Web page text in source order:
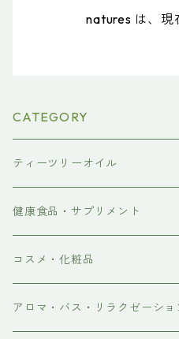
natures は、現
CATEGORY
ティーツリーオイル
健康食品・サプリメント
ダイエット
食物繊維
コスメ・化粧品
スキンケア・ボディケア
アロマ・バス・リラクゼーショ